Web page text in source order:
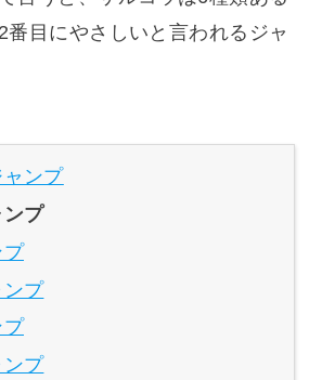
番目にやさしいと言われるジャ
ャンプ
プ
プ
ンプ
プ
プ